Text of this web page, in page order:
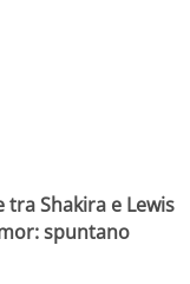
Shakira e Lewis
spuntano